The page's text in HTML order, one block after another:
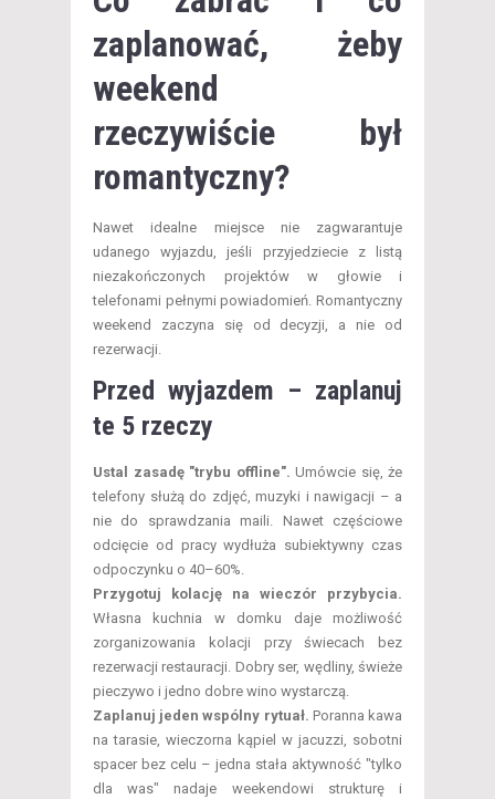
zaplanować, żeby
weekend
rzeczywiście był
romantyczny?
Nawet idealne miejsce nie zagwarantuje
udanego wyjazdu, jeśli przyjedziecie z listą
niezakończonych projektów w głowie i
telefonami pełnymi powiadomień. Romantyczny
weekend zaczyna się od decyzji, a nie od
rezerwacji.
Przed wyjazdem – zaplanuj
te 5 rzeczy
Ustal zasadę "trybu offline". Umówcie się, że
telefony służą do zdjęć, muzyki i nawigacji – a
nie do sprawdzania maili. Nawet częściowe
odcięcie od pracy wydłuża subiektywny czas
odpoczynku o 40–60%.
Przygotuj kolację na wieczór przybycia.
Własna kuchnia w domku daje możliwość
zorganizowania kolacji przy świecach bez
rezerwacji restauracji. Dobry ser, wędliny, świeże
pieczywo i jedno dobre wino wystarczą.
Zaplanuj jeden wspólny rytuał. Poranna kawa
na tarasie, wieczorna kąpiel w jacuzzi, sobotni
spacer bez celu – jedna stała aktywność "tylko
dla was" nadaje weekendowi strukturę i